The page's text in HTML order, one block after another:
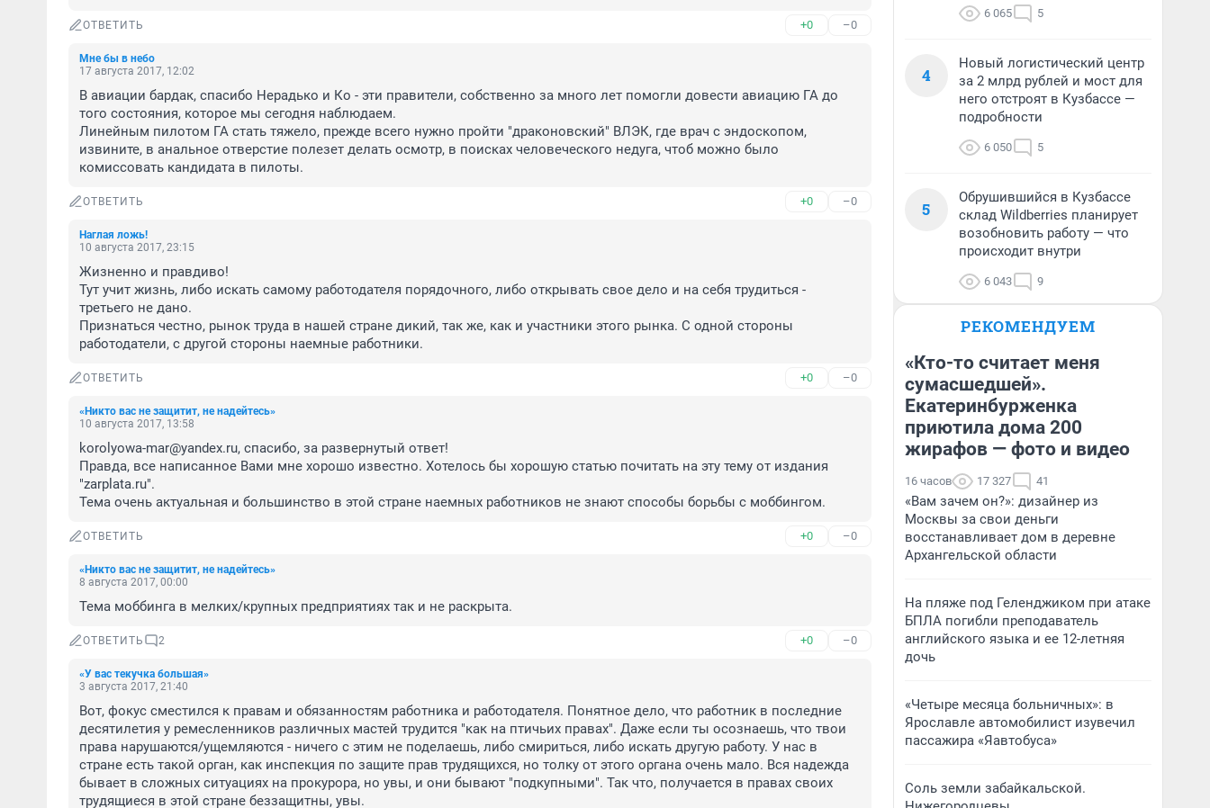
ОТВЕТИТЬ +0 –0
Мне бы в небо
17 августа 2017, 12:02
В авиации бардак, спасибо Нерадько и Ко - эти правители, собственно за много лет помогли довести авиацию ГА до
того состояния, которое мы сегодня наблюдаем.
Линейным пилотом ГА стать тяжело, прежде всего нужно пройти "драконовский" ВЛЭК, где врач с эндоскопом,
извините, в анальное отверстие полезет делать осмотр, в поисках человеческого недуга, чтоб можно было
комиссовать кандидата в пилоты.
ОТВЕТИТЬ +0 –0
Наглая ложь!
10 августа 2017, 23:15
Жизненно и правдиво!
Тут учит жизнь, либо искать самому работодателя порядочного, либо открывать свое дело и на себя трудиться -
третьего не дано.
Признаться честно, рынок труда в нашей стране дикий, так же, как и участники этого рынка. С одной стороны
работодатели, с другой стороны наемные работники.
ОТВЕТИТЬ +0 –0
«Никто вас не защитит, не надейтесь»
10 августа 2017, 13:58
korolyowa-mar@yandex.ru, спасибо, за развернутый ответ!
Правда, все написанное Вами мне хорошо известно. Хотелось бы хорошую статью почитать на эту тему от издания
"zarplata.ru".
Тема очень актуальная и большинство в этой стране наемных работников не знают способы борьбы с моббингом.
ОТВЕТИТЬ +0 –0
«Никто вас не защитит, не надейтесь»
8 августа 2017, 00:00
Тема моббинга в мелких/крупных предприятиях так и не раскрыта.
ОТВЕТИТЬ 2 +0 –0
«У вас текучка большая»
3 августа 2017, 21:40
Вот, фокус сместился к правам и обязанностям работника и работодателя. Понятное дело, что работник в последние
десятилетия у ремесленников различных мастей трудится "как на птичьих правах". Даже если ты осознаешь, что твои
права нарушаются/ущемляются - ничего с этим не поделаешь, либо смириться, либо искать другую работу. У нас в
стране есть такой орган, как инспекция по защите прав трудящихся, но толку от этого органа очень мало. Вся надежда
бывает в сложных ситуациях на прокурора, но увы, и они бывают "подкупными". Так что, получается в правах своих
трудящиеся в этой стране беззащитны, увы.
6 065 5
4
Новый логистический центр
за 2 млрд рублей и мост для
него отстроят в Кузбассе —
подробности
6 050 5
5
Обрушившийся в Кузбассе
склад Wildberries планирует
возобновить работу — что
происходит внутри
6 043 9
РЕКОМЕНДУЕМ
«Кто-то считает меня
сумасшедшей».
Екатеринбурженка
приютила дома 200
жирафов — фото и видео
16 часов 17 327 41
«Вам зачем он?»: дизайнер из
Москвы за свои деньги
восстанавливает дом в деревне
Архангельской области
На пляже под Геленджиком при атаке
БПЛА погибли преподаватель
английского языка и ее 12-летняя
дочь
«Четыре месяца больничных»: в
Ярославле автомобилист изувечил
пассажира «Яавтобуса»
Соль земли забайкальской.